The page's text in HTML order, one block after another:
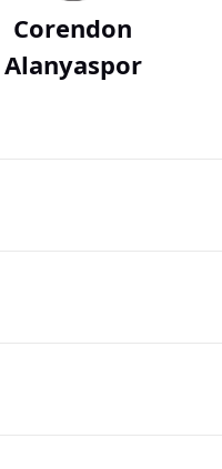
Corendon
Alanyaspor